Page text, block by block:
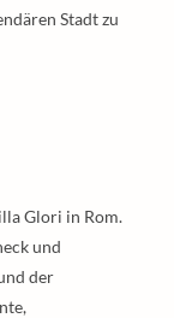
Stadt zu
Glori in Rom.
und
der